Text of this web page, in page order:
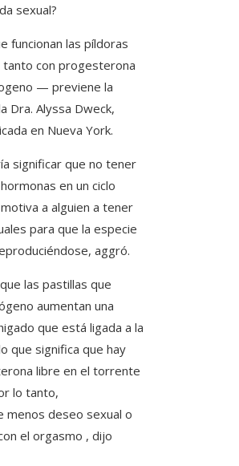
sexual?
funcionan las píldoras
con progesterona
— previene la
Dra. Alyssa Dweck,
en Nueva York.
significar que no tener
en un ciclo
a alguien a tener
para que la especie
aggró.
las pastillas que
aumentan una
que está ligada a la
que significa que hay
libre en el torrente
lo tanto,
menos deseo sexual o
el orgasmo , dijo